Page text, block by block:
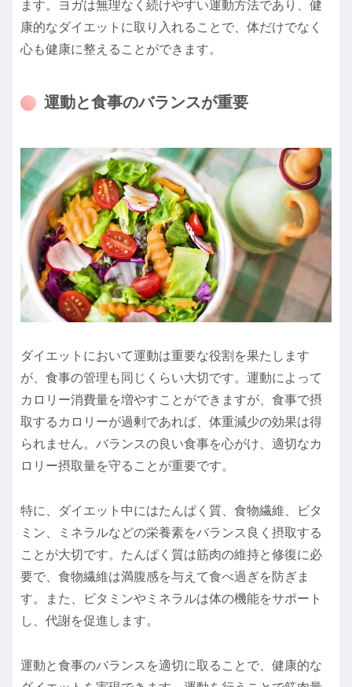
ます。ヨガは無理なく続けやすい運動方法であり、健
康的なダイエットに取り入れることで、体だけでなく
心も健康に整えることができます。
運動と食事のバランスが重要
ダイエットにおいて運動は重要な役割を果たします
が、食事の管理も同じくらい大切です。運動によって
カロリー消費量を増やすことができますが、食事で摂
取するカロリーが過剰であれば、体重減少の効果は得
られません。バランスの良い食事を心がけ、適切なカ
ロリー摂取量を守ることが重要です。
特に、ダイエット中にはたんぱく質、食物繊維、ビタ
ミン、ミネラルなどの栄養素をバランス良く摂取する
ことが大切です。たんぱく質は筋肉の維持と修復に必
要で、食物繊維は満腹感を与えて食べ過ぎを防ぎま
す。また、ビタミンやミネラルは体の機能をサポート
し、代謝を促進します。
運動と食事のバランスを適切に取ることで、健康的な